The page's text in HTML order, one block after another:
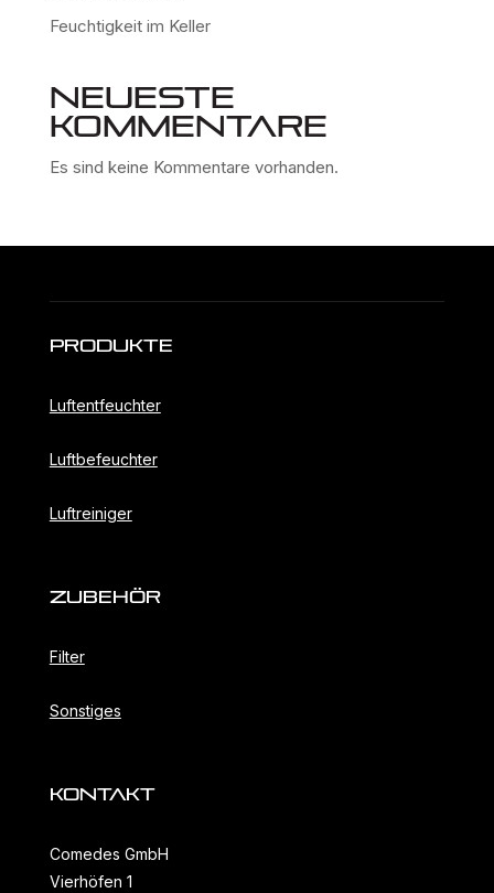
Feuchtigkeit im Keller
Neueste
Kommentare
Es sind keine Kommentare vorhanden.
Produkte
Luftentfeuchter
Luftbefeuchter
Luftreiniger
ZubehöR
Filter
Sonstiges
KONTAKT
Comedes GmbH
Vierhöfen 1